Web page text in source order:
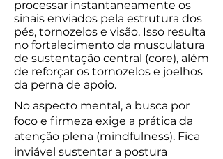
processar instantaneamente os
sinais enviados pela estrutura dos
pés, tornozelos e visão. Isso resulta
no fortalecimento da musculatura
de sustentação central (core), além
de reforçar os tornozelos e joelhos
da perna de apoio.
No aspecto mental, a busca por
foco e firmeza exige a prática da
atenção plena (mindfulness). Fica
inviável sustentar a postura